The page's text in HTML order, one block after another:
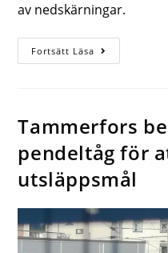
av nedskärningar.
Fortsätt Läsa
Tammerfors
pendeltåg för
utsläppsmål